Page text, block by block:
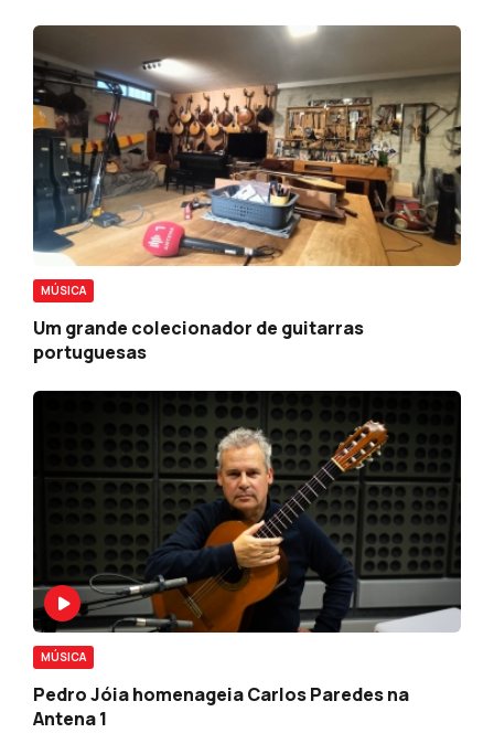
MÚSICA
Um grande colecionador de guitarras
portuguesas
MÚSICA
Pedro Jóia homenageia Carlos Paredes na
Antena 1